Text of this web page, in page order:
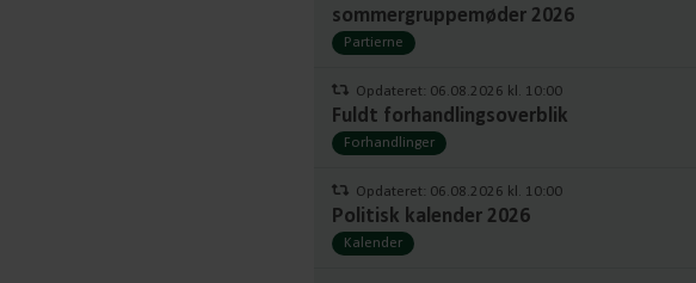
sommergruppemøder 2026
Partierne
Opdateret: 06.08.2026 kl. 10:00
Fuldt forhandlingsoverblik
Forhandlinger
Opdateret: 06.08.2026 kl. 10:00
Politisk kalender 2026
Kalender